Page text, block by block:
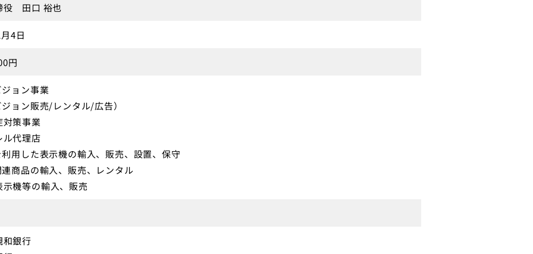
役 田口 裕也
4日
円
ョン事業
ョン販売/レンタル/広告）
策事業
代理店
用した表示機の輸入、販売、設置、保守
商品の輸入、販売、レンタル
機等の輸入、販売
和銀行